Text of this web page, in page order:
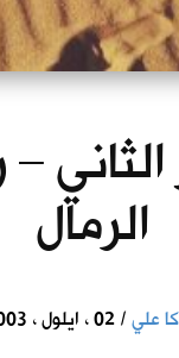
الثاني
الرمال
علي/ 02 ، ايلول ، 2003 / لندن